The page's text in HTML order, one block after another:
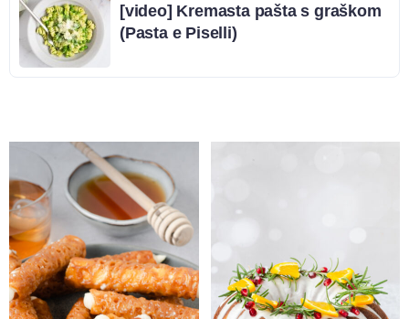
[video] Kremasta pašta s graškom
(Pasta e Piselli)